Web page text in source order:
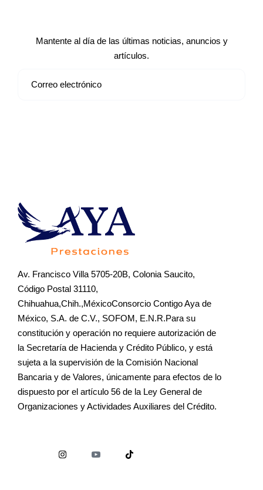
Mantente al día de las últimas noticias, anuncios y
artículos.
Av. Francisco Villa 5705-20B, Colonia Saucito,
Código Postal 31110,
Chihuahua,Chih.,MéxicoConsorcio Contigo Aya de
México, S.A. de C.V., SOFOM, E.N.R.Para su
constitución y operación no requiere autorización de
la Secretaría de Hacienda y Crédito Público, y está
sujeta a la supervisión de la Comisión Nacional
Bancaria y de Valores, únicamente para efectos de lo
dispuesto por el artículo 56 de la Ley General de
Organizaciones y Actividades Auxiliares del Crédito.